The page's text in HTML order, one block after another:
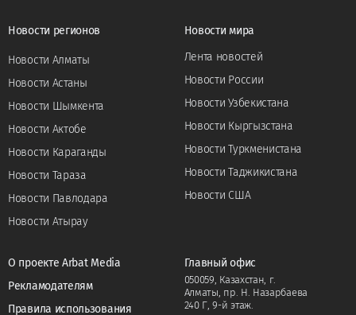
Новости регионов
Новости Алматы
Новости Астаны
Новости Шымкента
Новости Актобе
Новости Караганды
Новости Тараза
Новости Павлодара
Новости Атырау
Новости мира
Лента новостей
Новости России
Новости Узбекистана
Новости Кыргызстана
Новости Туркменистана
Новости Таджикистана
Новости США
О проекте Arbat Media
Рекламодателям
Правила использования
Главный офис
050059, Казахстан, г.
Алматы, пр. Н. Назарбаева
240 Г, 9-й этаж.